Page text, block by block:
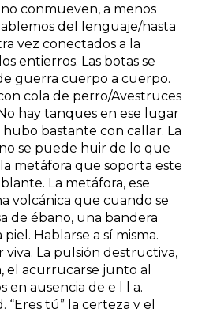
conmueven, a menos
del lenguaje/hasta
vez conectados a la
entierros. Las botas se
guerra cuerpo a cuerpo.
cola de perro/Avestruces
hay tanques en ese lugar
bastante con callar. La
se puede huir de lo que
metáfora que soporta este
La metáfora, ese
volcánica que cuando se
de ébano, una bandera
Hablarse a sí misma.
La pulsión destructiva,
el acurrucarse junto al
en ausencia de e l l a.
tú” la certeza y el